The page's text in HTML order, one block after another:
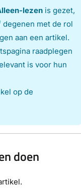
lezen is gezet,
met de rol
aan een artikel.
raadplegen
is voor hun
op de
doen